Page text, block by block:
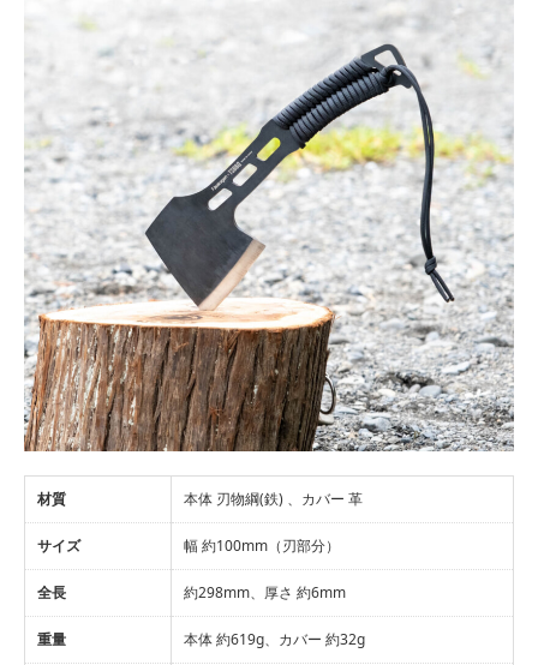
材質 本体 刃物綱(鉄) 、カバー 革
サイズ 幅 約100mm（刃部分）
全長 約298mm、厚さ 約6mm
重量 本体 約619g、カバー 約32g